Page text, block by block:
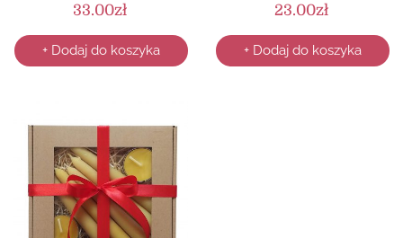
33.00zł
+ Dodaj do koszyka
23.00zł
+ Dodaj do koszyka